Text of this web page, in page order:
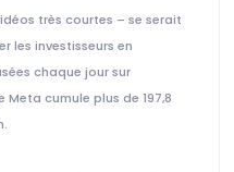
très courtes – se serait
les investisseurs en
chaque jour sur
cumule plus de 197,8